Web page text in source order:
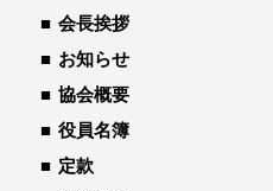
会長挨拶
お知らせ
協会概要
役員名簿
定款